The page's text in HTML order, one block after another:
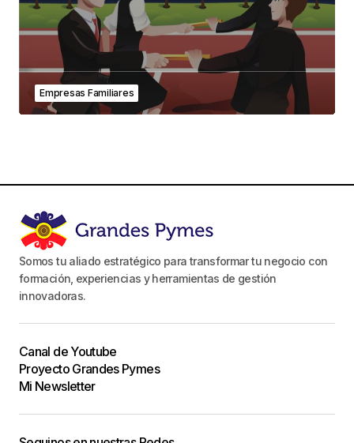
Empresas Familiares
Somos tu aliado estratégico para transformar tu negocio con
formación, experiencias y herramientas de gestión
innovadoras.
Canal de Youtube
Proyecto Grandes Pymes
Mi Newsletter